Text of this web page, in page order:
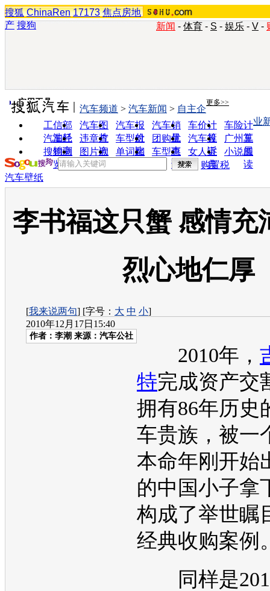
搜狐 ChinaRen 17173 焦点房地
产 搜狗 新闻 - 体育 - S - 娱乐 - V -
实用工具 更多>>
工信部
油耗
汽车图
片
汽车报
价
汽车销
量
车价计
算
车险计
算
汽车经
销商
违章查
询
车型对
比
团购优
惠
汽车投
诉
广州车
展
搜狗浏
览器
图片欣
赏
单词翻
车型查
询
女人宝
典
小说阅
读
汽车频道 > 汽车新闻 > 自主企
业
购置税
汽车壁纸
李书福这只蟹 感情充
烈心地仁厚
[我来说两句] [字号： 大 中 小]
2010年12月17日15:40
作者：李潮 来源：汽车公社
2010年，
特完成资产交
拥有86年历史
车贵族，被一
本命年刚开始
的中国小子拿
构成了举世瞩
经典收购案例
同样是